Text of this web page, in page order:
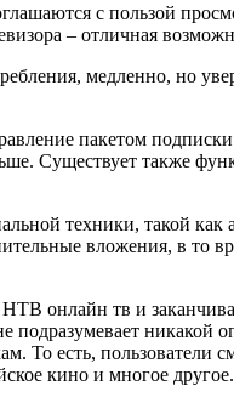
с пользой
– отличная
медленно, но
пакетом
Существует также
техники, такой
вложения, в то
НТВ онлайн тв и
подразумевает никакой
То есть, пользователи
кино и многое другое.